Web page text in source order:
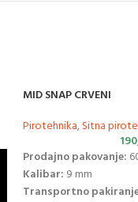
MID SNAP CRVENI
Pirotehnika,Sitna
Prodajno pakovanje:
Kalibar: 9 mm
Transportno